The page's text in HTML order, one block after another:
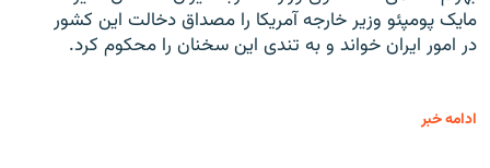
مایک پومپئو وزیر خارجه آمریکا را مصداق دخالت این کشور
در امور ایران خواند و به تندی این سخنان را محکوم کرد.
ادامه خبر